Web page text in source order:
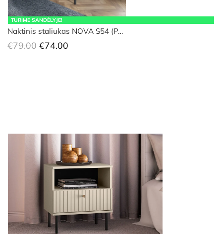
TURIME SANDĖLYJE!
Naktinis staliukas NOVA S54 (P…
€79.00 Original
€74.00